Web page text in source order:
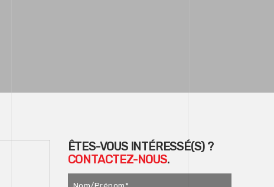
ÊTES-VOUS INTÉRESSÉ(S) ?
CONTACTEZ-NOUS.